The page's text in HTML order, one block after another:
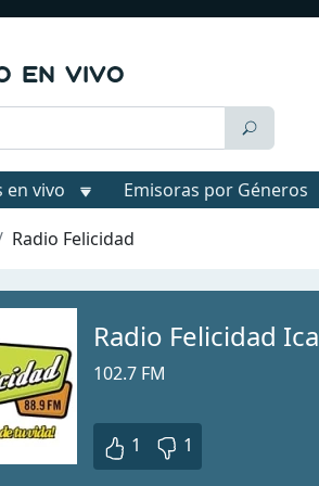
en vivo Emisoras por Géneros
Radio Felicidad
Radio Felicidad Ica
102.7 FM
1 1